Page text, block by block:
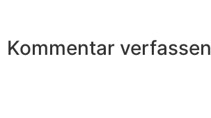
Kommentar verfassen